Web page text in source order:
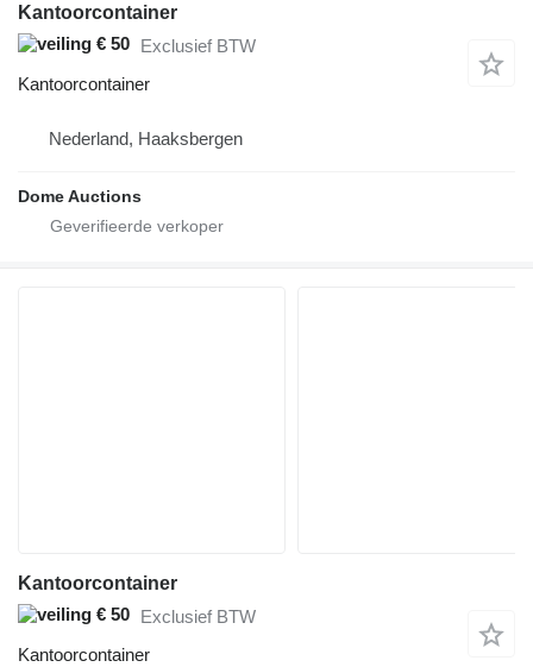
Kantoorcontainer
€ 50 Exclusief BTW
Kantoorcontainer
Nederland, Haaksbergen
Dome Auctions
Kantoorcontainer
€ 50 Exclusief BTW
Kantoorcontainer